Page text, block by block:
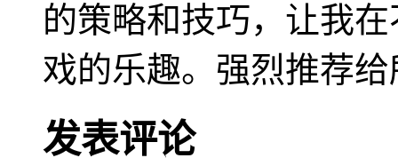
的策略和技巧，让我
戏的乐趣。强烈推荐
发表评论